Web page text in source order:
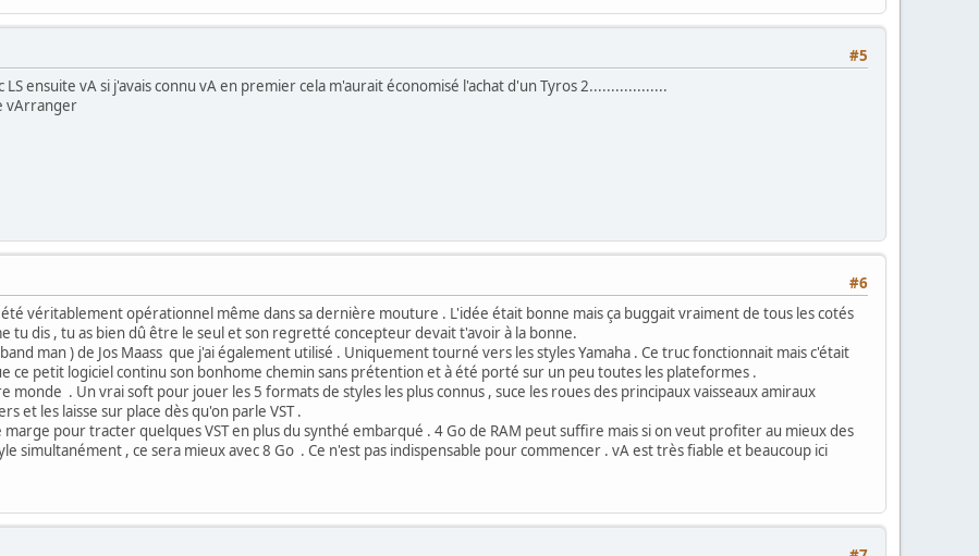
#5
ensuite vA si j'avais connu vA en premier cela m'aurait économisé l'achat d'un Tyros 2..................
vArranger
#6
été véritablement opérationnel même dans sa dernière mouture . L'idée était bonne mais ça buggait vraiment de tous les cotés
tu dis , tu as bien dû être le seul et son regretté concepteur devait t'avoir à la bonne.
man ) de Jos Maass que j'ai également utilisé . Uniquement tourné vers les styles Yamaha . Ce truc fonctionnait mais c'était
ce petit logiciel continu son bonhome chemin sans prétention et à été porté sur un peu toutes les plateformes .
monde . Un vrai soft pour jouer les 5 formats de styles les plus connus , suce les roues des principaux vaisseaux amiraux
et les laisse sur place dès qu'on parle VST .
marge pour tracter quelques VST en plus du synthé embarqué . 4 Go de RAM peut suffire mais si on veut profiter au mieux des
simultanément , ce sera mieux avec 8 Go . Ce n'est pas indispensable pour commencer . vA est très fiable et beaucoup ici